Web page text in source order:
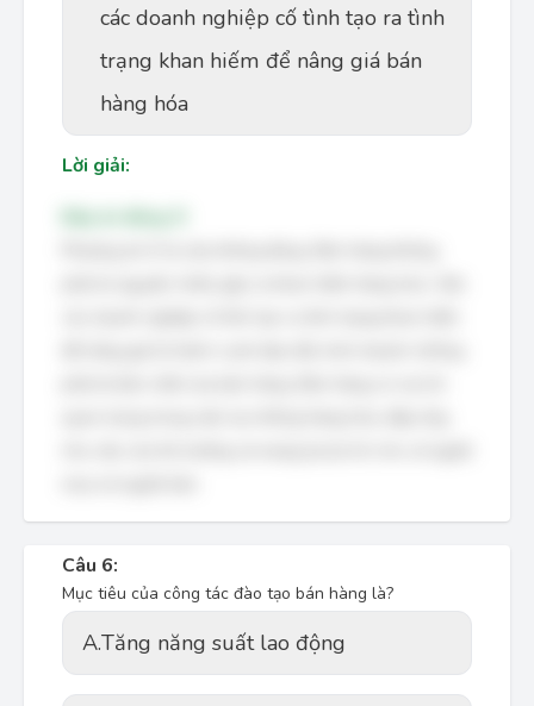
các doanh nghiệp cố tình tạo ra tình
trạng khan hiếm để nâng giá bán
hàng hóa
Lời giải:
Câu 6:
Mục tiêu của công tác đào tạo bán hàng là?
A.Tăng năng suất lao động